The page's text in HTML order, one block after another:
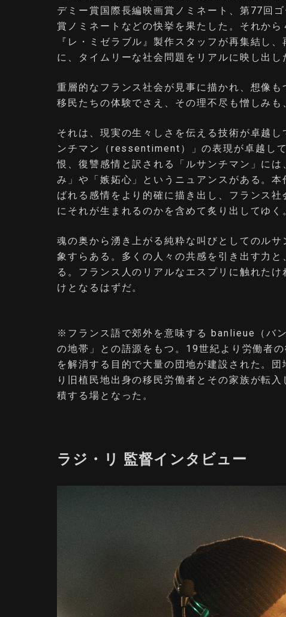
デミー賞国際⻑編映画賞ノミネート、第77回
賞ノミネートなどの快挙を果たした。それか
『レ・ミゼラブル』製作スタッフが再集結し
に、タイムリーな社会問題をリアルに映し出し
重層的なフランス社会が見事に描かれ、想像
移民たちの体験でさえ、その理不尽も憎しみも
それは、現実の生々しさを伝える技術が卓越
ンチマン（ressentiment）」の表現が卓越し
恨、復讐感情と訳される「ルサンチマン」に
み」や「嫉妬心」というニュアンスがある。
ばれる感情をより的確に描き出し、フランス社
にそれが生まれるのかを含めて炙り出してゆく
魂の奥から湧き上がる純粋な叫びとしてのル
象すらある。多くの人々の共感を引き出す力
る。フランス人のリアルなエスプリに触れた
けとなるはずだ。
※フランス語で郊外を意味する banlieue（バ
の地帯」との語源をもつ。19世紀より労働者
を解消する目的で大量の団地が建設された。
り旧植民地出身の移民労働者とその家族が転
積する場となった。
ラジ・リ 監督インタビュー